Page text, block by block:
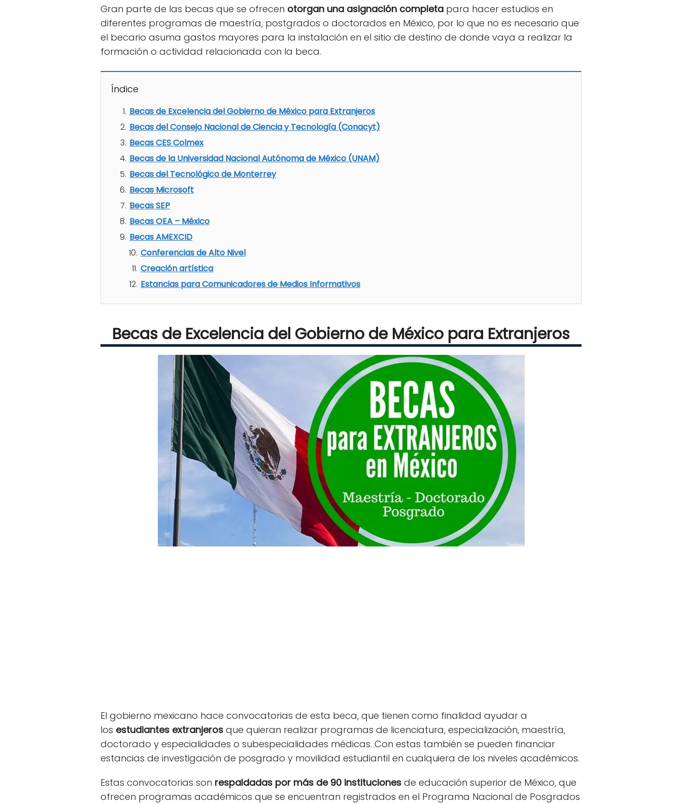
Gran parte de las becas que se ofrecen otorgan una asignación completa para hacer estudios en
diferentes programas de maestría, postgrados o doctorados en México, por lo que no es necesario que
el becario asuma gastos mayores para la instalación en el sitio de destino de donde vaya a realizar la
formación o actividad relacionada con la beca.
Índice
Becas de Excelencia del Gobierno de México para Extranjeros
Becas del Consejo Nacional de Ciencia y Tecnología (Conacyt)
Becas CES Colmex
Becas de la Universidad Nacional Autónoma de México (UNAM)
Becas del Tecnológico de Monterrey
Becas Microsoft
Becas SEP
Becas OEA – México
Becas AMEXCID
Conferencias de Alto Nivel
Creación artística
Estancias para Comunicadores de Medios Informativos
Becas de Excelencia del Gobierno de México para Extranjeros
El gobierno mexicano hace convocatorias de esta beca, que tienen como finalidad ayudar a
los estudiantes extranjeros que quieran realizar programas de licenciatura, especialización, maestría,
doctorado y especialidades o subespecialidades médicas. Con estas también se pueden financiar
estancias de investigación de posgrado y movilidad estudiantil en cualquiera de los niveles académicos.
Estas convocatorias son respaldadas por más de 90 instituciones de educación superior de México, que
ofrecen programas académicos que se encuentran registrados en el Programa Nacional de Posgrados